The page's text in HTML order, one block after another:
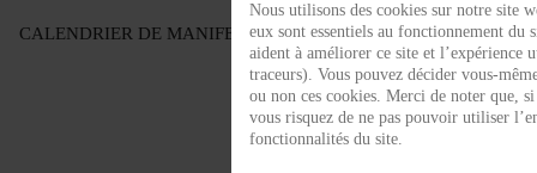
CALENDRIER DE MANIFESTATIONS
Nous utilisons des cookies sur notre site
eux sont essentiels au fonctionnement du
aident à améliorer ce site et l’expérience
traceurs). Vous pouvez décider vous-
ou non ces cookies. Merci de noter que,
vous risquez de ne pas pouvoir utiliser
fonctionnalités du site.